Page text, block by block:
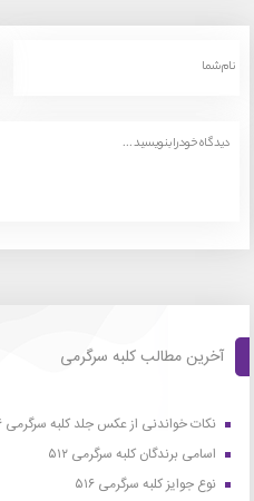
آخرین مطالب کلبه سرگرمی
نکات خواندنی از عکس جلد کلبه سرگرمی ۵۱۶
اسامی برندگان کلبه سرگرمی ۵۱۲
نوع جوایز کلبه سرگرمی ۵۱۶